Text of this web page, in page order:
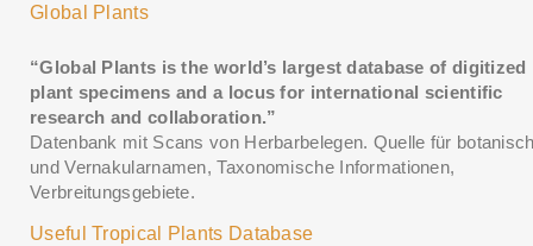
Global Plants
“Global Plants is the world’s largest database of digitized
plant specimens and a locus for international scientific
research and collaboration.”
Datenbank mit Scans von Herbarbelegen. Quelle für
und Vernakularnamen, Taxonomische Informationen,
Verbreitungsgebiete.
Useful Tropical Plants Database